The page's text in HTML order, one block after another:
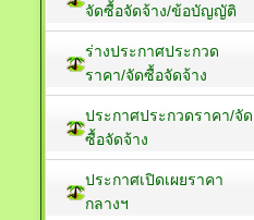
จัดซื้อจัดจ้าง/ข้อบัญญัติ
ร่างประกาศประกวด
ราคา/จัดซื้อจัดจ้าง
ประกาศประกวดราคา/จัด
ซื้อจัดจ้าง
ประกาศเปิดเผยราคา
กลางฯ